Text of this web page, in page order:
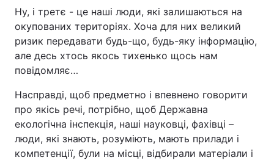
Ну, і третє - це наші люди, які залишаються на
окупованих територіях. Хоча для них великий
ризик передавати будь-що, будь-яку інформацію,
але десь хтось якось тихенько щось нам
повідомляє…
Насправді, щоб предметно і впевнено говорити
про якісь речі, потрібно, щоб Державна
екологічна інспекція, наші науковці, фахівці –
люди, які знають, розуміють, мають прилади і
компетенції, були на місці, відбирали матеріали і